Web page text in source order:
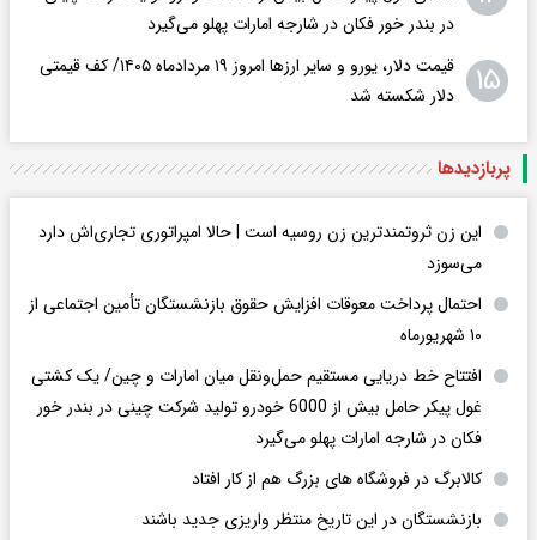
در بندر خور فکان در شارجه امارات پهلو می‌گیرد
۱۵
قیمت دلار، یورو و سایر ارزها امروز ۱۹ مردادماه ۱۴۰۵/ کف قیمتی
دلار شکسته شد
پربازدید‌ها
این زن ثروتمندترین زن روسیه است | حالا امپراتوری تجاری‌اش دارد
می‌سوزد
احتمال پرداخت معوقات افزایش حقوق بازنشستگان تأمین اجتماعی از
۱۰ شهریورماه
افتتاح خط دریایی مستقیم حمل‌ونقل میان امارات و چین/ یک کشتی
غول پیکر حامل بیش از 6000 خودرو تولید شرکت چینی در بندر خور
فکان در شارجه امارات پهلو می‌گیرد
کالابرگ در فروشگاه های بزرگ هم از کار افتاد
بازنشستگان در این تاریخ منتظر واریزی جدید باشند